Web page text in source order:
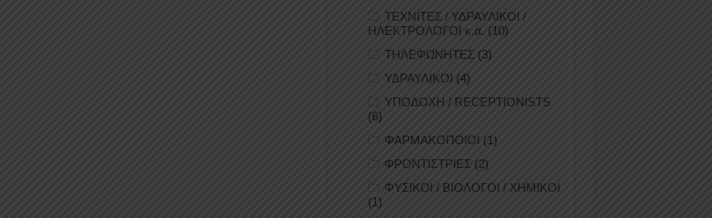
ΤΕΧΝΙΤΕΣ / ΥΔΡΑΥΛΙΚΟΙ /
ΗΛΕΚΤΡΟΛΟΓΟΙ κ.ά. (10)
ΤΗΛΕΦΩΝΗΤΕΣ (3)
ΥΔΡΑΥΛΙΚΟΙ (4)
ΥΠΟΔΟΧΗ / RECEPTIONISTS
(6)
ΦΑΡΜΑΚΟΠΟΙΟΙ (1)
ΦΡΟΝΤΙΣΤΡΙΕΣ (2)
ΦΥΣΙΚΟΙ / ΒΙΟΛΟΓΟΙ / ΧΗΜΙΚΟΙ
(1)